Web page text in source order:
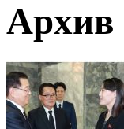
Архив